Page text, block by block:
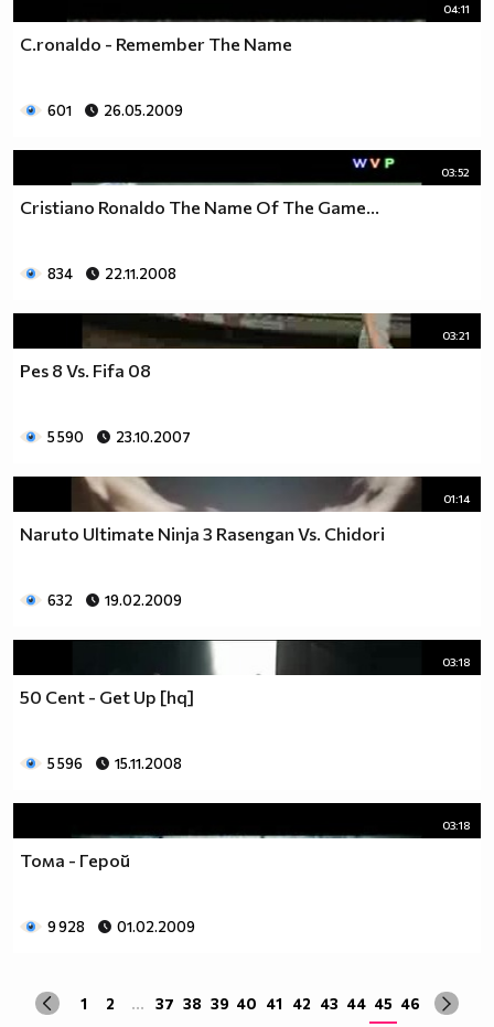
04:11
C.ronaldo - Remember The Name
601 26.05.2009
03:52
Cristiano Ronaldo The Name Of The Game...
834 22.11.2008
03:21
Pes 8 Vs. Fifa 08
5 590 23.10.2007
01:14
Naruto Ultimate Ninja 3 Rasengan Vs. Chidori
632 19.02.2009
03:18
50 Cent - Get Up [hq]
5 596 15.11.2008
03:18
Тома - Герой
9 928 01.02.2009
1 2 ... 37 38 39 40 41 42 43 44 45 46